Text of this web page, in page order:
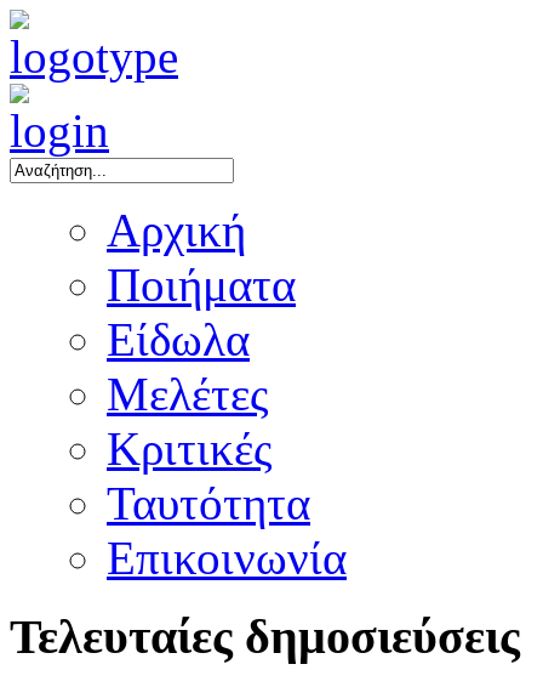
Αρχική
Ποιήματα
Είδωλα
Μελέτες
Κριτικές
Ταυτότητα
Επικοινωνία
Τελευταίες δημοσιεύσεις